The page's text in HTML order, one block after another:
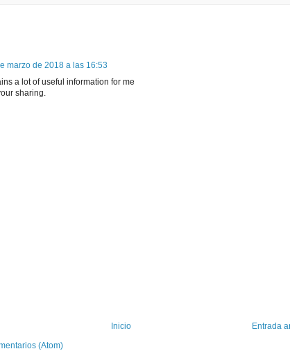
marzo de 2018 a las 16:53
a lot of useful information for me
sharing.
Entrada
Inicio
(Atom)